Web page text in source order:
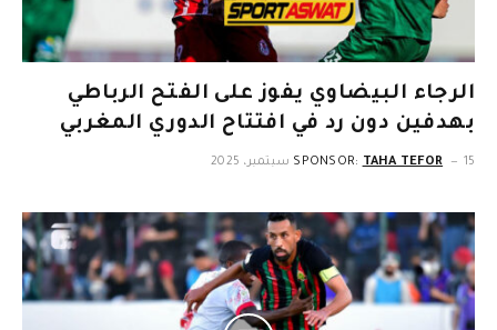
الرجاء البيضاوي يفوز على الفتح الرباطي
بهدفين دون رد في افتتاح الدوري المغربي
SPONSOR: TAHA TEFOR 15 سبتمبر، 2025